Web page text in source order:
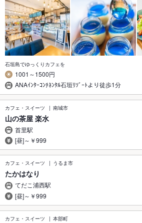
石垣島でゆっくりカフェを
1001～1500円
ANAｲﾝﾀｰｺﾝﾁﾈﾝﾀﾙ石垣ﾘｿﾞｰﾄより徒歩1分
カフェ・スイーツ 南城市
山の茶屋 楽水
首里駅
[昼]～￥999
カフェ・スイーツ うるま市
たかはなり
てだこ浦西駅
[昼]～￥999
カフェ・スイーツ 本部町